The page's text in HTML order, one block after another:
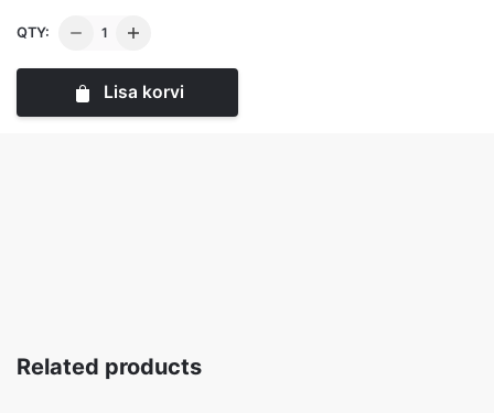
QTY:
Ploomi
0.5l
Lisa korvi
Related products